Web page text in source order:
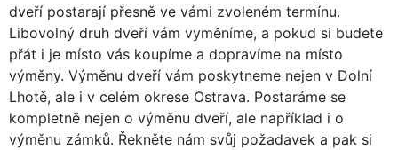
dveří postarají přesně ve vámi zvoleném termínu.
Libovolný druh dveří vám vyměníme, a pokud si budete
přát i je místo vás koupíme a dopravíme na místo
výměny. Výměnu dveří vám poskytneme nejen v Dolní
Lhotě, ale i v celém okrese Ostrava. Postaráme se
kompletně nejen o výměnu dveří, ale například i o
výměnu zámků. Řekněte nám svůj požadavek a pak si